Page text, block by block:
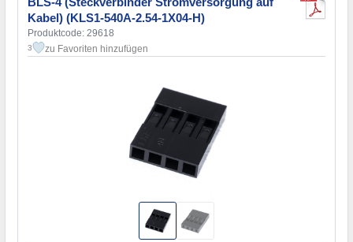
Kabel) (KLS1-540A-2.54-1X04-H)
Produktcode: 29618
3 zu Favoriten hinzufügen